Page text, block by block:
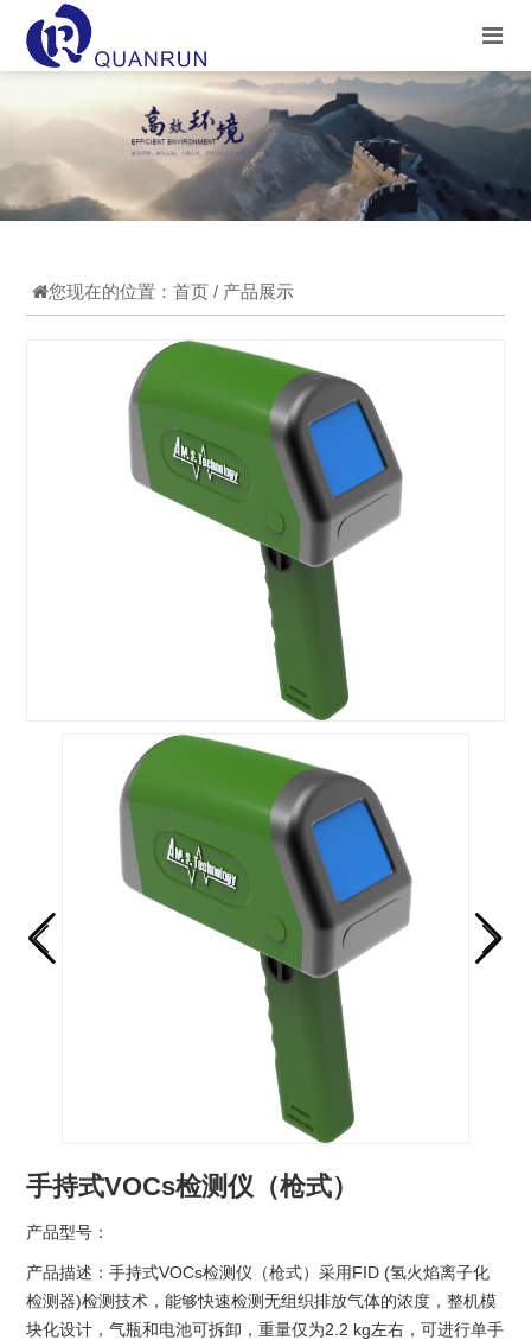
您现在的位置：首页 / 产品展示
手持式VOCs检测仪（枪式）
产品型号：
产品描述：手持式VOCs检测仪（枪式）采用FID (氢火焰离子化
检测器)检测技术，能够快速检测无组织排放气体的浓度，整机模
块化设计，气瓶和电池可拆卸，重量仅为2.2 kg左右，可进行单手